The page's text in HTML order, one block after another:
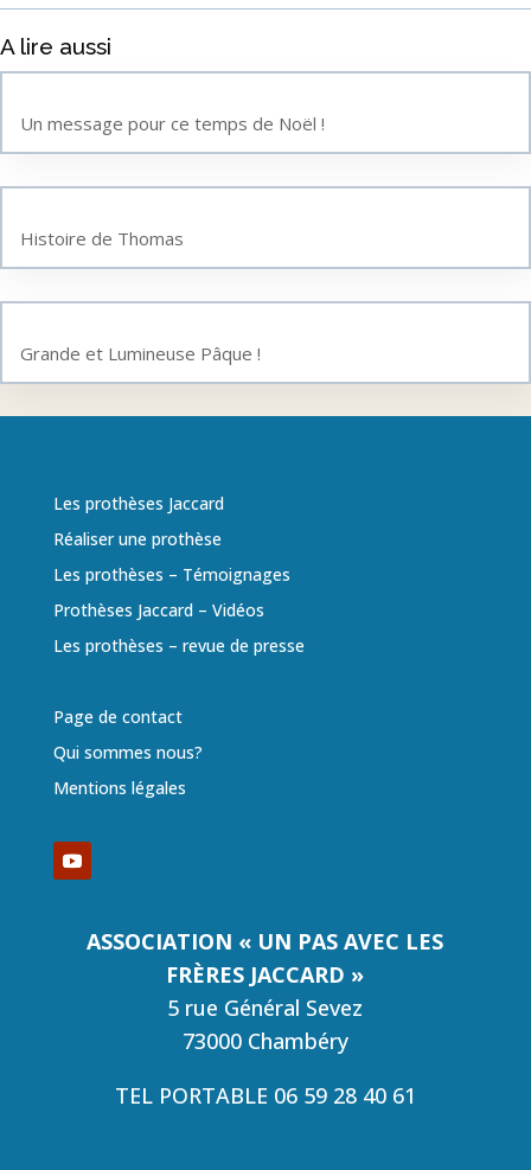
A lire aussi
Un message pour ce temps de Noël !
Histoire de Thomas
Grande et Lumineuse Pâque !
Les prothèses Jaccard
Réaliser une prothèse
Les prothèses – Témoignages
Prothèses Jaccard – Vidéos
Les prothèses – revue de presse
Page de contact
Qui sommes nous?
Mentions légales
ASSOCIATION « UN PAS AVEC LES
FRÈRES JACCARD »
5 rue Général Sevez
73000 Chambéry
TEL PORTABLE 06 59 28 40 61